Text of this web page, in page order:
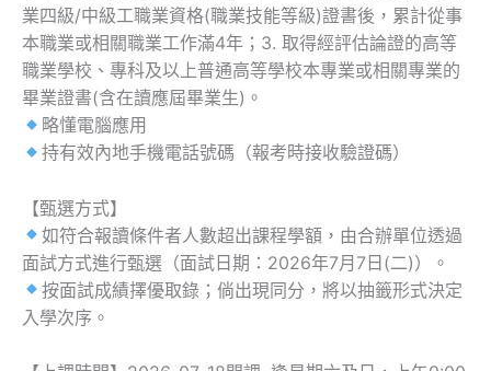
業四級/中級工職業資格(職業技能等級)證書後，累計從事
本職業或相關職業工作滿4年；3. 取得經評估論證的高等
職業學校、專科及以上普通高等學校本專業或相關專業的
畢業證書(含在讀應屆畢業生)。
略懂電腦應用
持有效內地手機電話號碼（報考時接收驗證碼）
【甄選方式】
如符合報讀條件者人數超出課程學額，由合辦單位透過
面試方式進行甄選（面試日期：2026年7月7日(二)）。
按面試成績擇優取錄；倘出現同分，將以抽籤形式決定
入學次序。